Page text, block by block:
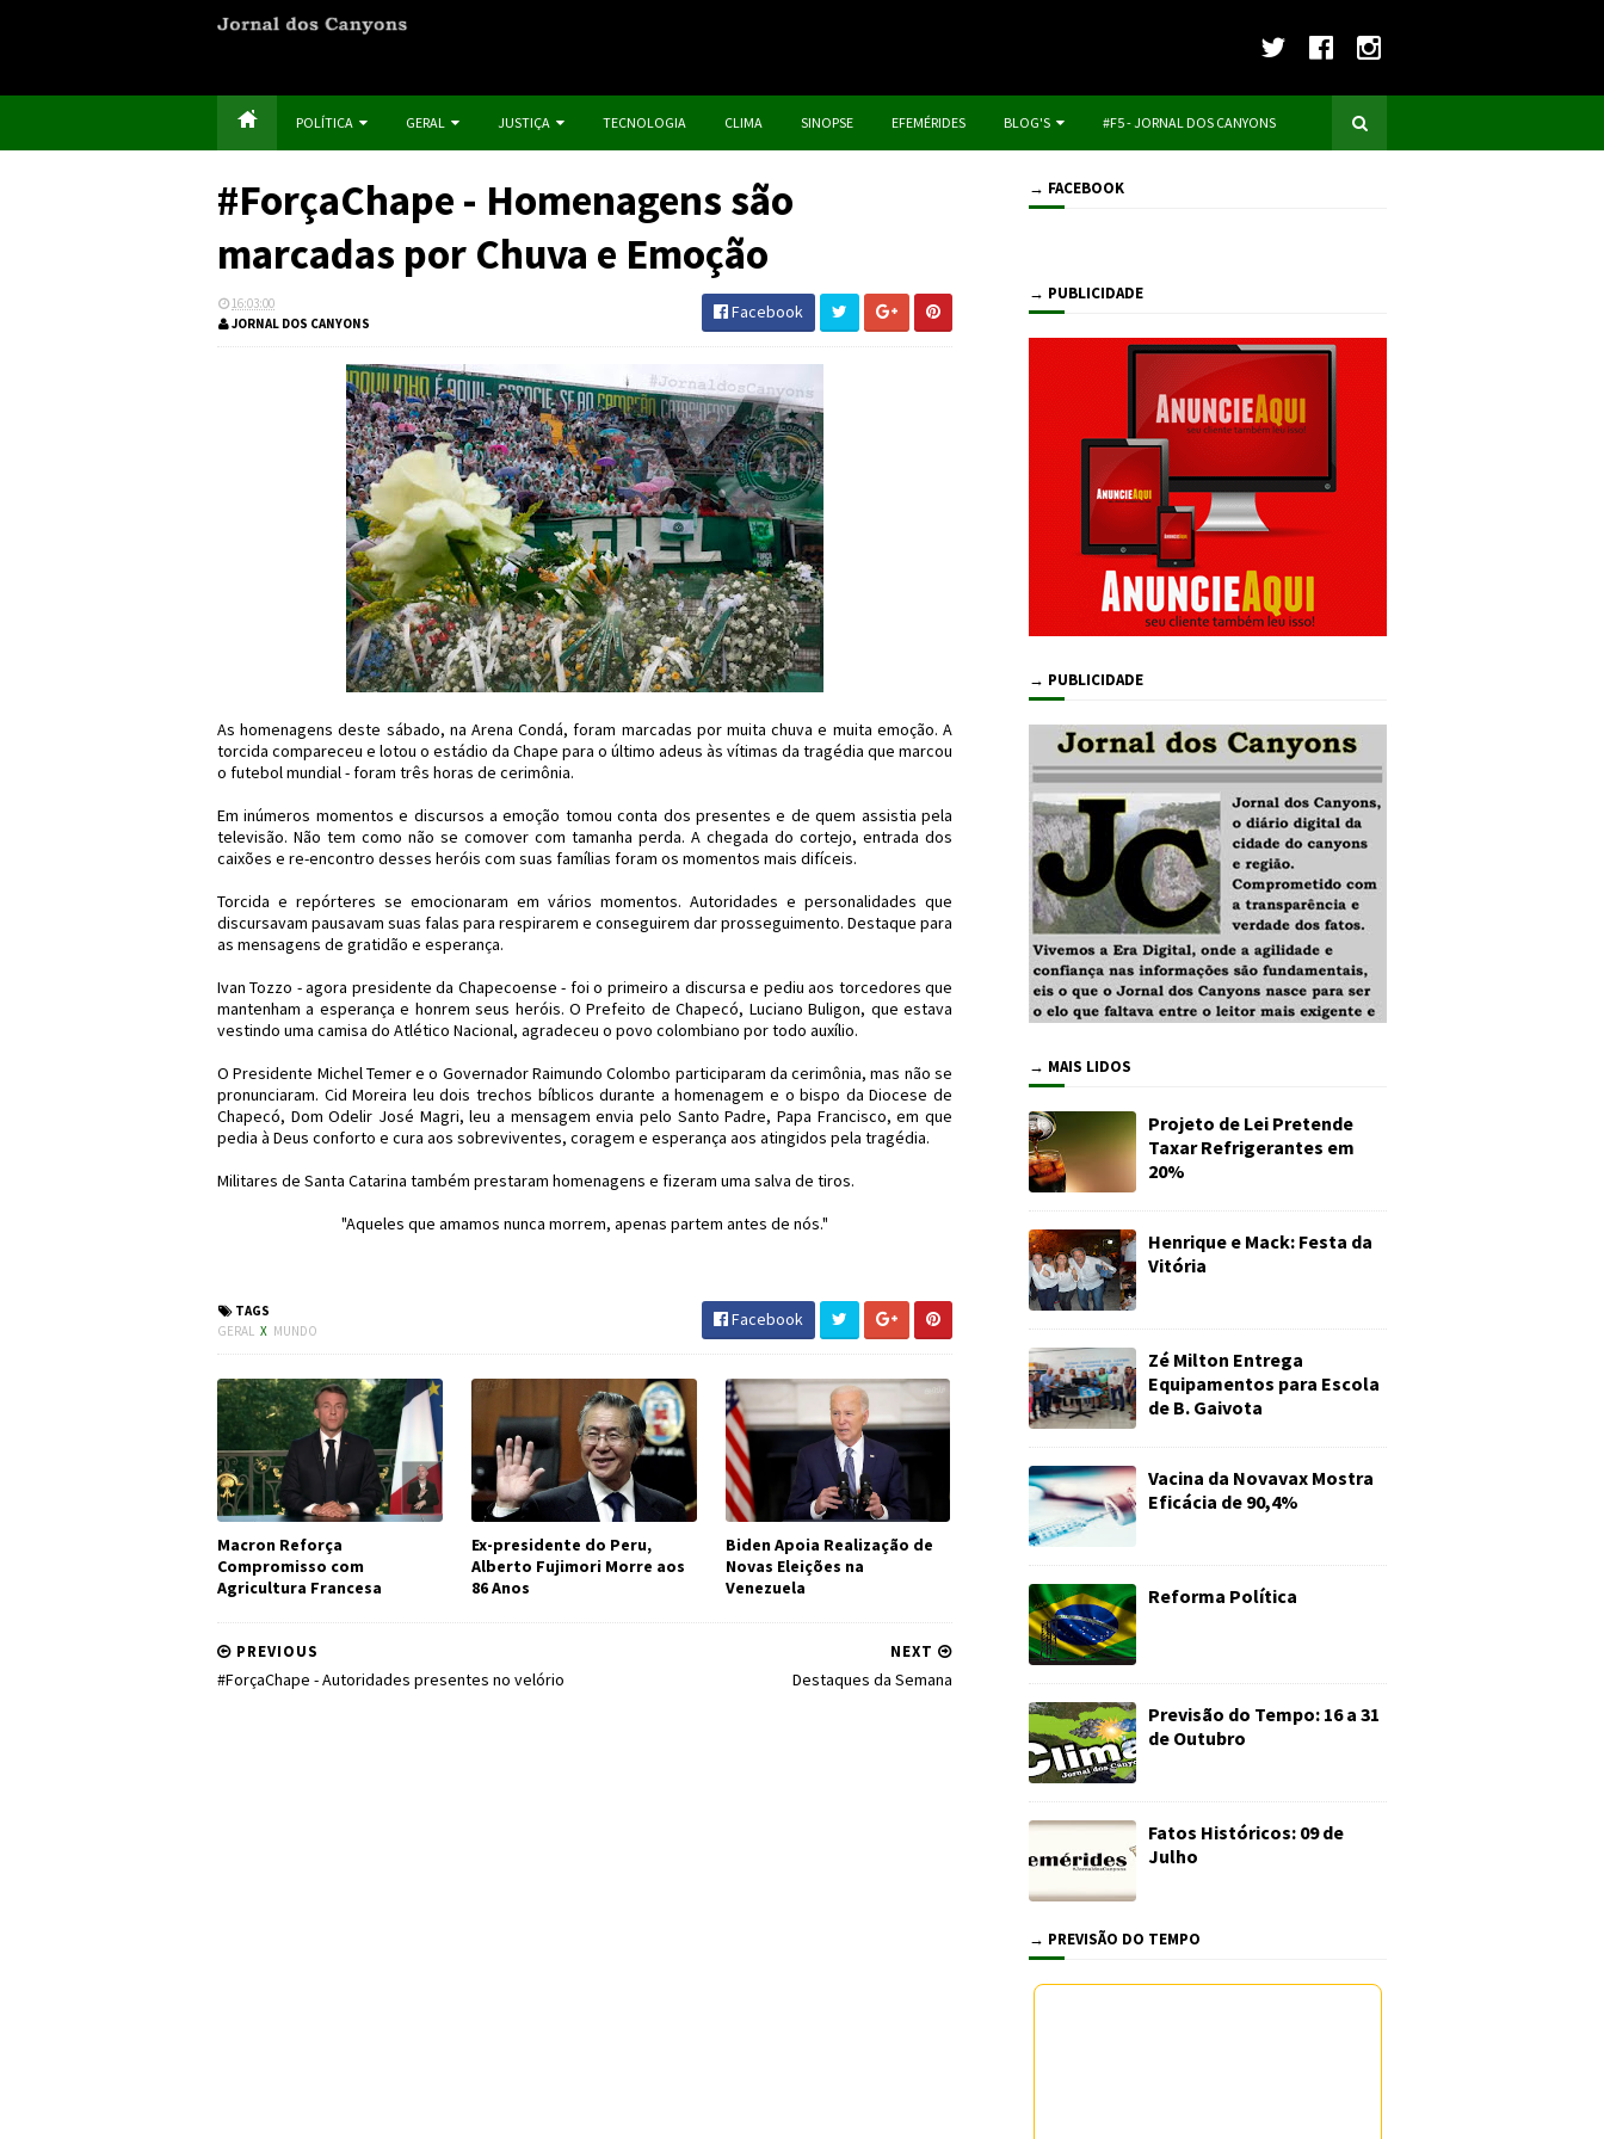
POLÍTICA GERAL JUSTIÇA TECNOLOGIA CLIMA SINOPSE EFEMÉRIDES BLOG'S #F5 - JORNAL DOS CANYONS
#ForçaChape - Homenagens são
marcadas por Chuva e Emoção
16:03:00
JORNAL DOS CANYONS
Facebook
As homenagens deste sábado, na Arena Condá, foram marcadas por muita chuva e muita emoção. A
torcida compareceu e lotou o estádio da Chape para o último adeus às vítimas da tragédia que marcou
o futebol mundial - foram três horas de cerimônia.
Em inúmeros momentos e discursos a emoção tomou conta dos presentes e de quem assistia pela
televisão. Não tem como não se comover com tamanha perda. A chegada do cortejo, entrada dos
caixões e re-encontro desses heróis com suas famílias foram os momentos mais difíceis.
Torcida e repórteres se emocionaram em vários momentos. Autoridades e personalidades que
discursavam pausavam suas falas para respirarem e conseguirem dar prosseguimento. Destaque para
as mensagens de gratidão e esperança.
Ivan Tozzo - agora presidente da Chapecoense - foi o primeiro a discursa e pediu aos torcedores que
mantenham a esperança e honrem seus heróis. O Prefeito de Chapecó, Luciano Buligon, que estava
vestindo uma camisa do Atlético Nacional, agradeceu o povo colombiano por todo auxílio.
O Presidente Michel Temer e o Governador Raimundo Colombo participaram da cerimônia, mas não se
pronunciaram. Cid Moreira leu dois trechos bíblicos durante a homenagem e o bispo da Diocese de
Chapecó, Dom Odelir José Magri, leu a mensagem envia pelo Santo Padre, Papa Francisco, em que
pedia à Deus conforto e cura aos sobreviventes, coragem e esperança aos atingidos pela tragédia.
Militares de Santa Catarina também prestaram homenagens e fizeram uma salva de tiros.
"Aqueles que amamos nunca morrem, apenas partem antes de nós."
TAGS
GERAL X MUNDO
Facebook
Macron Reforça
Compromisso com
Agricultura Francesa
Ex-presidente do Peru,
Alberto Fujimori Morre aos
86 Anos
Biden Apoia Realização de
Novas Eleições na
Venezuela
NEXT
Destaques da Semana
PREVIOUS
#ForçaChape - Autoridades presentes no velório
→ FACEBOOK
→ PUBLICIDADE
→ PUBLICIDADE
→ MAIS LIDOS
Projeto de Lei Pretende
Taxar Refrigerantes em
20%
Henrique e Mack: Festa da
Vitória
Zé Milton Entrega
Equipamentos para Escola
de B. Gaivota
Vacina da Novavax Mostra
Eficácia de 90,4%
Reforma Política
Previsão do Tempo: 16 a 31
de Outubro
Fatos Históricos: 09 de
Julho
→ PREVISÃO DO TEMPO